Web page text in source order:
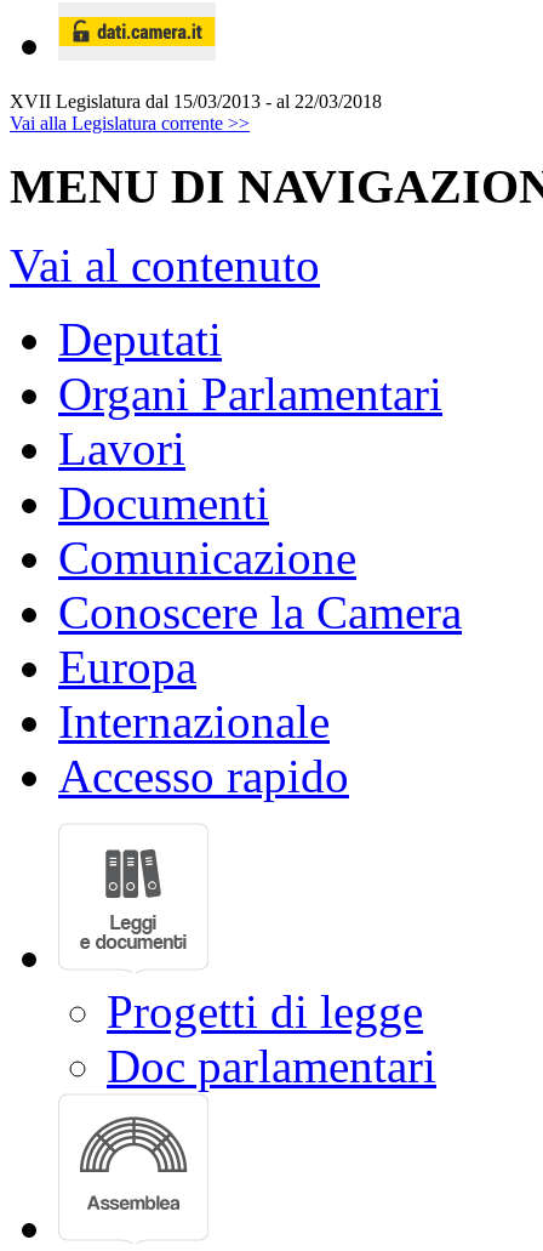
XVII Legislatura dal 15/03/2013 - al 22/03/2018
Vai alla Legislatura corrente >>
MENU DI
Vai al contenuto
Deputati
Organi Parlamentari
Lavori
Documenti
Comunicazione
Conoscere la Camera
Europa
Internazionale
Accesso rapido
Progetti di legge
Doc parlamentari